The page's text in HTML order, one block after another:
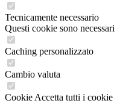
Tecnicamente necessario
Questi cookie sono
Caching personalizzato
Cambio valuta
Cookie Accetta tutti i cookie